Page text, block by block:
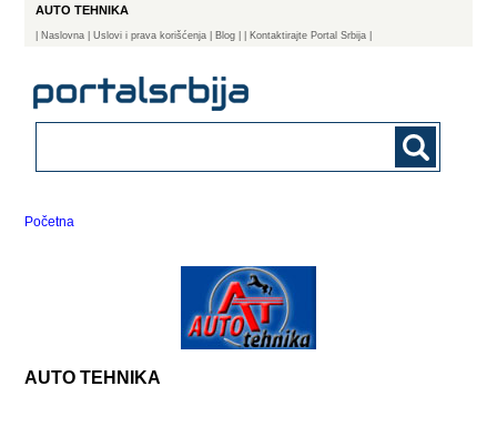
AUTO TEHNIKA
Naslovna | Uslovi i prava korišćenja Blog | Kontaktirajte Portal Srbija |
Početna
AUTO TEHNIKA